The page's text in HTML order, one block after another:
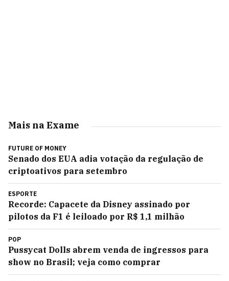
Mais na Exame
FUTURE OF MONEY
Senado dos EUA adia votação da regulação de
criptoativos para setembro
ESPORTE
Recorde: Capacete da Disney assinado por
pilotos da F1 é leiloado por R$ 1,1 milhão
POP
Pussycat Dolls abrem venda de ingressos para
show no Brasil; veja como comprar